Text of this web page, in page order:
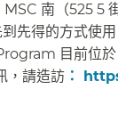
南（525 5
先得的方式使
目前位
，請造訪 ：